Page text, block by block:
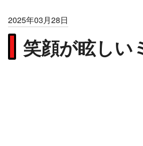
2025年03月28日
笑顔が眩しい